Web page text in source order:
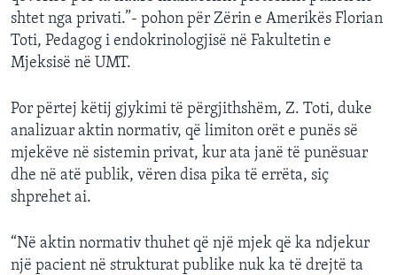
shtet nga privati.”- pohon për Zërin e Amerikës Florian
Toti, Pedagog i endokrinologjisë në Fakultetin e
Mjeksisë në UMT.
Por përtej këtij gjykimi të përgjithshëm, Z. Toti, duke
analizuar aktin normativ, që limiton orët e punës së
mjekëve në sistemin privat, kur ata janë të punësuar
dhe në atë publik, vëren disa pika të errëta, siç
shprehet ai.
“Në aktin normativ thuhet që një mjek që ka ndjekur
një pacient në strukturat publike nuk ka të drejtë ta